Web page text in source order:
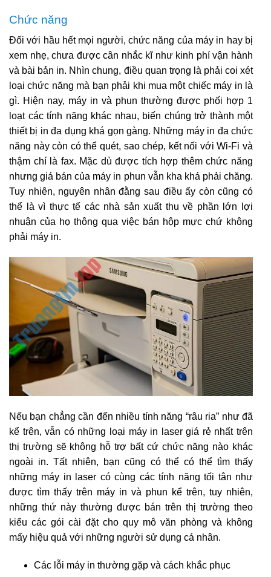
Chức năng
Đối với hầu hết mọi người, chức năng của máy in hay bị
xem nhẹ, chưa được cân nhắc kĩ như kinh phí vận hành
và bài bản in. Nhìn chung, điều quan trọng là phải coi xét
loại chức năng mà bạn phải khi mua một chiếc máy in là
gì. Hiện nay, máy in và phun thường được phối hợp 1
loạt các tính năng khác nhau, biến chúng trở thành một
thiết bị in đa dụng khá gọn gàng. Những máy in đa chức
năng này còn có thể quét, sao chép, kết nối với Wi-Fi và
thậm chí là fax. Mặc dù được tích hợp thêm chức năng
nhưng giá bán của máy in phun vẫn kha khá phải chăng.
Tuy nhiên, nguyên nhân đằng sau điều ấy còn cũng có
thể là vì thực tế các nhà sản xuất thu về phần lớn lợi
nhuận của họ thông qua việc bán hộp mực chứ không
phải máy in.
Nếu bạn chẳng cần đến nhiều tính năng “râu ria” như đã
kể trên, vẫn có những loại máy in laser giá rẻ nhất trên
thị trường sẽ không hỗ trợ bất cứ chức năng nào khác
ngoài in. Tất nhiên, bạn cũng có thể có thể tìm thấy
những máy in laser có cùng các tính năng tối tân như
được tìm thấy trên máy in và phun kể trên, tuy nhiên,
những thứ này thường được bán trên thị trường theo
kiểu các gói cài đặt cho quy mô văn phòng và không
mấy hiệu quả với những người sử dụng cá nhân.
Các lỗi máy in thường gặp và cách khắc phục